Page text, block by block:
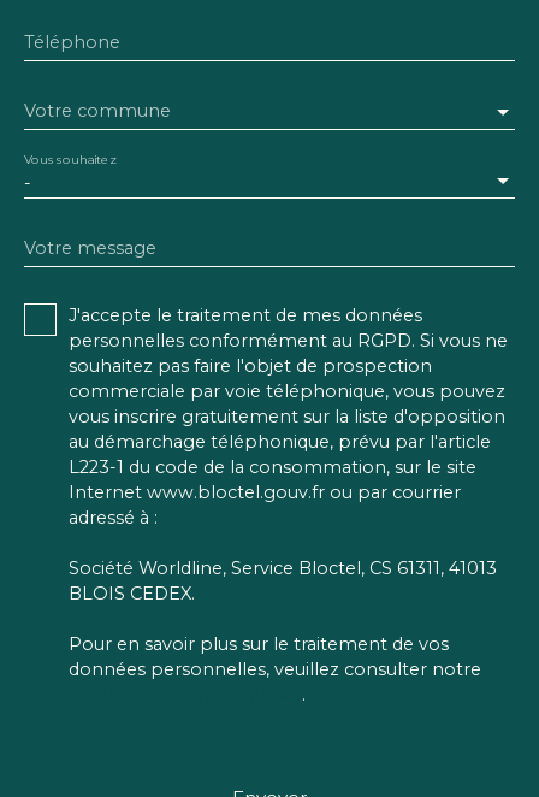
Téléphone
Votre commune
-
Vous souhaitez
Votre message
J'accepte le traitement de mes données
personnelles conformément au RGPD. Si vous ne
souhaitez pas faire l'objet de prospection
commerciale par voie téléphonique, vous pouvez
vous inscrire gratuitement sur la liste d'opposition
au démarchage téléphonique, prévu par l'article
L223-1 du code de la consommation, sur le site
Internet www.bloctel.gouv.fr ou par courrier
adressé à :
Société Worldline, Service Bloctel, CS 61311, 41013
BLOIS CEDEX.
Pour en savoir plus sur le traitement de vos
données personnelles, veuillez consulter notre
.